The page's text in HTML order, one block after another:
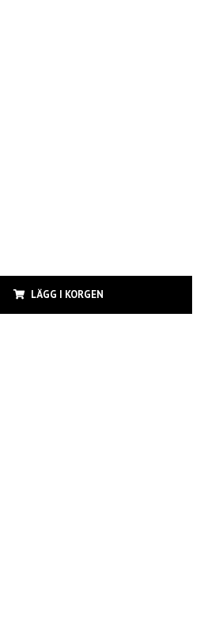
LÄGG I KORGEN